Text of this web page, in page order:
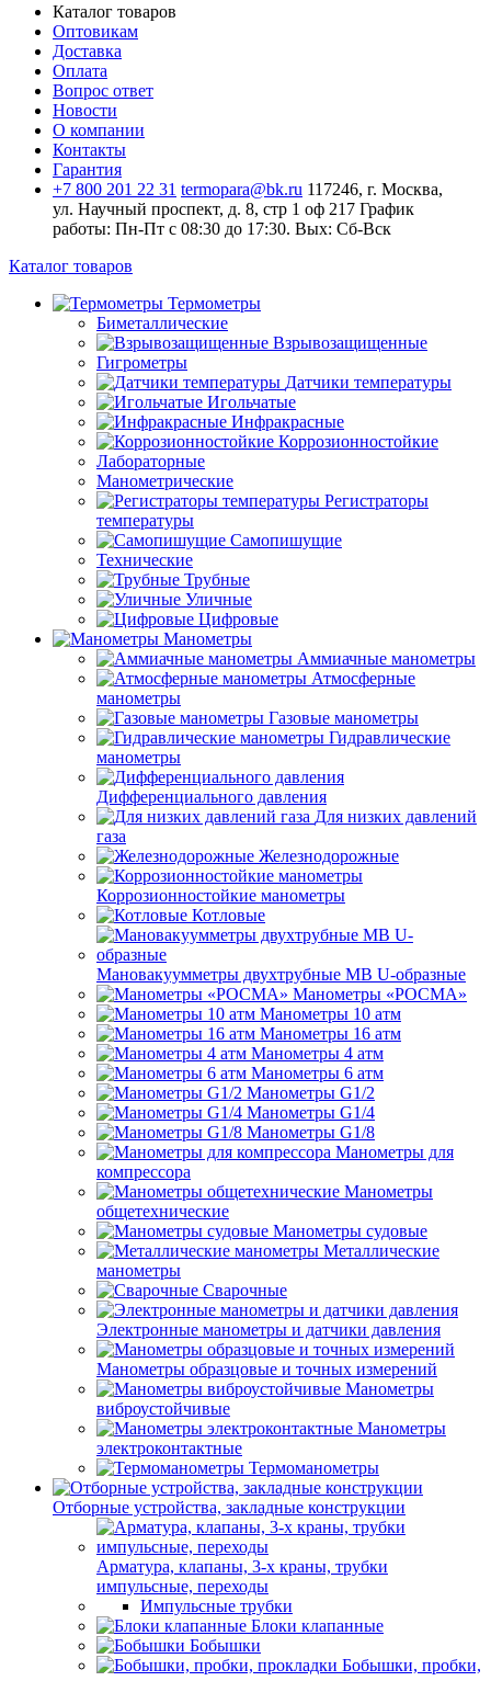
Каталог товаров
Оптовикам
Доставка
Оплата
Вопрос ответ
Новости
О компании
Контакты
Гарантия
+7 800 201 22 31 termopara@bk.ru 117246, г. Москва,
ул. Научный проспект, д. 8, стр 1 оф 217 График
работы: Пн‑Пт с 08:30 до 17:30. Вых: Сб‑Вск
Каталог товаров
Термометры
Биметаллические
Взрывозащищенные
Гигрометры
Датчики температуры
Игольчатые
Инфракрасные
Коррозионностойкие
Лабораторные
Манометрические
Регистраторы
температуры
Самопишущие
Технические
Трубные
Уличные
Цифровые
Манометры
Аммиачные манометры
Атмосферные
манометры
Газовые манометры
Гидравлические
манометры
Дифференциального давления
Для низких давлений
газа
Железнодорожные
Коррозионностойкие манометры
Котловые
Мановакуумметры двухтрубные МВ U-образные
Манометры «РОСМА»
Манометры 10 атм
Манометры 16 атм
Манометры 4 атм
Манометры 6 атм
Манометры G1/2
Манометры G1/4
Манометры G1/8
Манометры для
компрессора
Манометры
общетехнические
Манометры судовые
Металлические
манометры
Сварочные
Электронные манометры и датчики давления
Манометры образцовые и точных измерений
Манометры
виброустойчивые
Манометры
электроконтактные
Термоманометры
Отборные устройства, закладные конструкции
Арматура, клапаны, 3-х краны, трубки
импульсные, переходы
Импульсные трубки
Блоки клапанные
Бобышки
Бобышки, пробки,